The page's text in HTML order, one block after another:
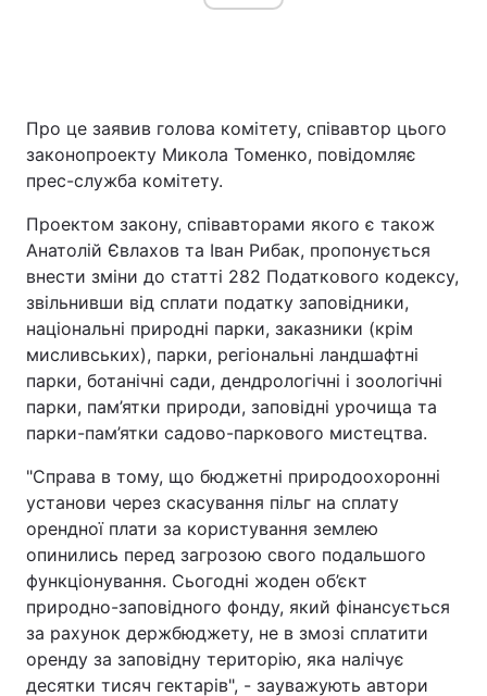
Про це заявив голова комітету, співавтор цього
законопроекту Микола Томенко, повідомляє
прес-служба комітету.
Проектом закону, співавторами якого є також
Анатолій Євлахов та Іван Рибак, пропонується
внести зміни до статті 282 Податкового кодексу,
звільнивши від сплати податку заповідники,
національні природні парки, заказники (крім
мисливських), парки, регіональні ландшафтні
парки, ботанічні сади, дендрологічні і зоологічні
парки, пам’ятки природи, заповідні урочища та
парки-пам’ятки садово-паркового мистецтва.
"Справа в тому, що бюджетні природоохоронні
установи через скасування пільг на сплату
орендної плати за користування землею
опинились перед загрозою свого подальшого
функціонування. Сьогодні жоден об’єкт
природно-заповідного фонду, який фінансується
за рахунок держбюджету, не в змозі сплатити
оренду за заповідну територію, яка налічує
десятки тисяч гектарів", - зауважують автори